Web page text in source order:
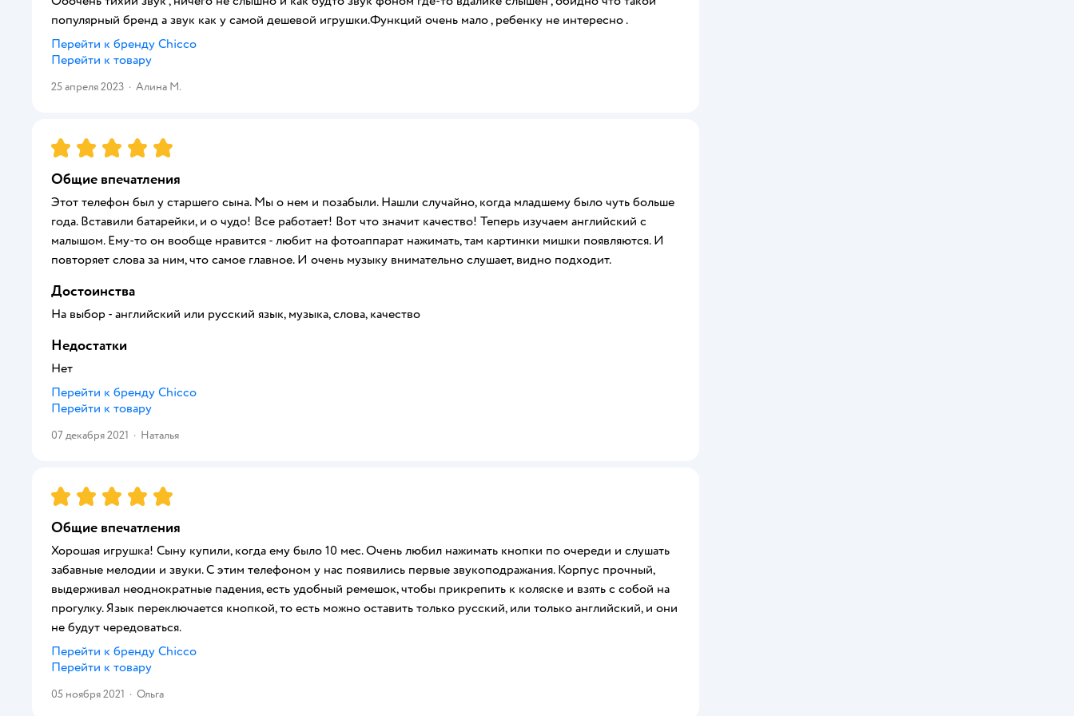
популярный бренд а звук как у самой дешевой игрушки.Функций очень мало , ребенку не интересно .
Перейти к бренду Chicco
Перейти к товару
25 апреля 2023 · Алина М.
Рейтинг:5
Общие впечатления
Этот телефон был у старшего сына. Мы о нем и позабыли. Нашли случайно, когда младшему было чуть больше
года. Вставили батарейки, и о чудо! Все работает! Вот что значит качество! Теперь изучаем английский с
малышом. Ему-то он вообще нравится - любит на фотоаппарат нажимать, там картинки мишки появляются. И
повторяет слова за ним, что самое главное. И очень музыку внимательно слушает, видно подходит.
Достоинства
На выбор - английский или русский язык, музыка, слова, качество
Недостатки
Нет
Перейти к бренду Chicco
Перейти к товару
07 декабря 2021 · Наталья
Рейтинг:5
Общие впечатления
Хорошая игрушка! Сыну купили, когда ему было 10 мес. Очень любил нажимать кнопки по очереди и слушать
забавные мелодии и звуки. С этим телефоном у нас появились первые звукоподражания. Корпус прочный,
выдерживал неоднократные падения, есть удобный ремешок, чтобы прикрепить к коляске и взять с собой на
прогулку. Язык переключается кнопкой, то есть можно оставить только русский, или только английский, и они
не будут чередоваться.
Перейти к бренду Chicco
Перейти к товару
05 ноября 2021 · Ольга